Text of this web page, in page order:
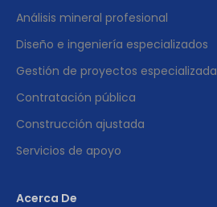
Análisis mineral profesional
Diseño e ingeniería especializados
Gestión de proyectos especializada
Contratación pública
Construcción ajustada
Servicios de apoyo
Acerca De